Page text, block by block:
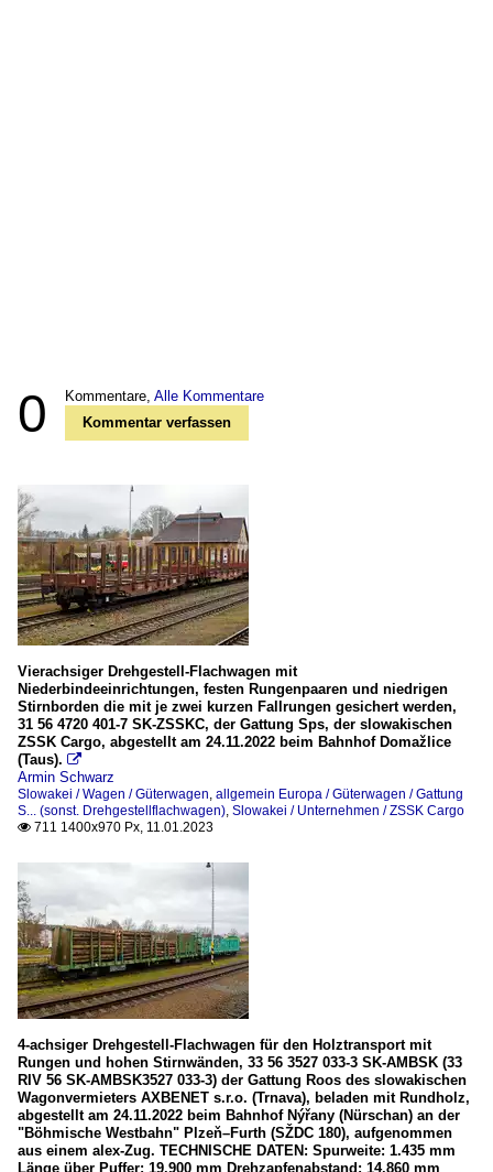
0 Kommentare, Alle Kommentare
Kommentar verfassen
Vierachsiger Drehgestell-Flachwagen mit
Niederbindeeinrichtungen, festen Rungenpaaren und niedrigen
Stirnborden die mit je zwei kurzen Fallrungen gesichert werden,
31 56 4720 401-7 SK-ZSSKC, der Gattung Sps, der slowakischen
ZSSK Cargo, abgestellt am 24.11.2022 beim Bahnhof Domažlice
(Taus). 
Armin Schwarz
Slowakei / Wagen / Güterwagen, allgemein Europa / Güterwagen / Gattung
S... (sonst. Drehgestellflachwagen), Slowakei / Unternehmen / ZSSK Cargo
 711 1400x970 Px, 11.01.2023
4-achsiger Drehgestell-Flachwagen für den Holztransport mit
Rungen und hohen Stirnwänden, 33 56 3527 033-3 SK-AMBSK (33
RIV 56 SK-AMBSK3527 033-3) der Gattung Roos des slowakischen
Wagonvermieters AXBENET s.r.o. (Trnava), beladen mit Rundholz,
abgestellt am 24.11.2022 beim Bahnhof Nýřany (Nürschan) an der
"Böhmische Westbahn" Plzeň–Furth (SŽDC 180), aufgenommen
aus einem alex-Zug. TECHNISCHE DATEN: Spurweite: 1.435 mm
Länge über Puffer: 19.900 mm Drehzapfenabstand: 14.860 mm